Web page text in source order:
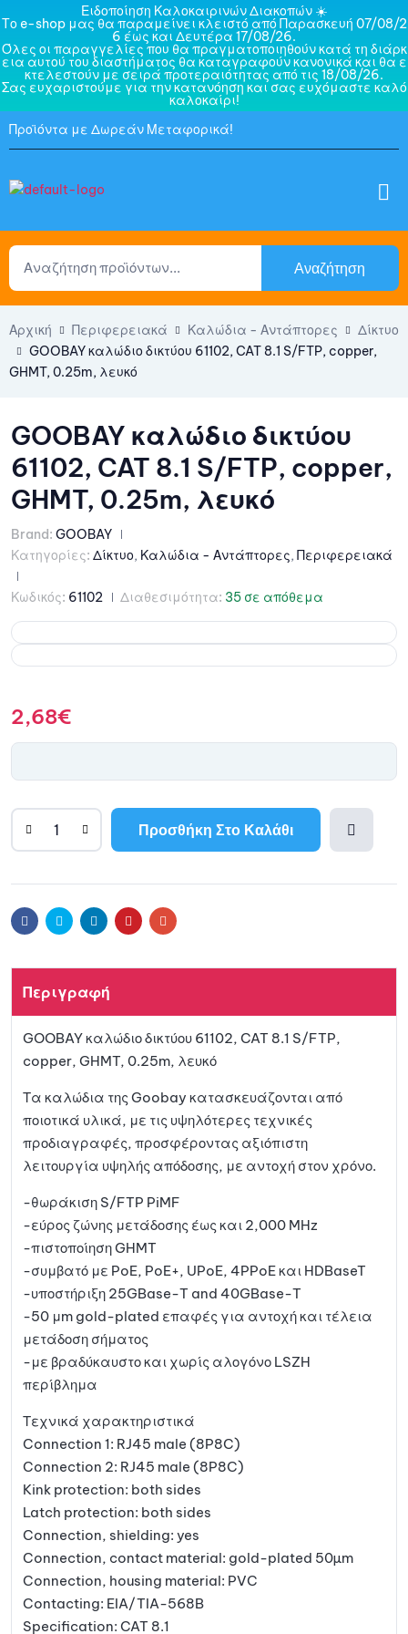
Ειδοποίηση Καλοκαιρινών Διακοπών ☀️
Το e-shop μας θα παραμείνει κλειστό από Παρασκευή 07/08/2
6 έως και Δευτέρα 17/08/26.
Όλες οι παραγγελίες που θα πραγματοποιηθούν κατά τη διάρκ
εια αυτού του διαστήματος θα καταγραφούν κανονικά και θα ε
κτελεστούν με σειρά προτεραιότητας από τις 18/08/26.
Σας ευχαριστούμε για την κατανόηση και σας ευχόμαστε καλό
καλοκαίρι!
Προϊόντα με Δωρεάν Μεταφορικά!
Αναζήτηση
Αρχική Περιφερειακά Καλώδια - Αντάπτορες
Δίκτυο
GOOBAY καλώδιο δικτύου 61102, CAT 8.1 S/FTP, copper,
GHMT, 0.25m, λευκό
GOOBAY καλώδιο δικτύου
61102, CAT 8.1 S/FTP, copper,
GHMT, 0.25m, λευκό
Brand: GOOBAY
Κατηγορίες: Δίκτυο, Καλώδια - Αντάπτορες, Περιφερειακά
Κωδικός: 61102 Διαθεσιμότητα: 35 σε απόθεμα
2,68€
Προσθήκη Στο Καλάθι
αγαπη
μένων
FacebookTwitter LinkedinPinterestEmail
Περιγραφή
GOOBAY καλώδιο δικτύου 61102, CAT 8.1 S/FTP,
copper, GHMT, 0.25m, λευκό
Τα καλώδια της Goobay κατασκευάζονται από
ποιοτικά υλικά, με τις υψηλότερες τεχνικές
προδιαγραφές, προσφέροντας αξιόπιστη
λειτουργία υψηλής απόδοσης, με αντοχή στον χρόνο.
-θωράκιση S/FTP PiMF
-εύρος ζώνης μετάδοσης έως και 2,000 MHz
-πιστοποίηση GHMT
-συμβατό με PoE, PoE+, UPoE, 4PPoE και HDBaseT
-υποστήριξη 25GBase-T and 40GBase-T
-50 μm gold-plated επαφές για αντοχή και τέλεια
μετάδοση σήματος
-με βραδύκαυστο και χωρίς αλογόνο LSZH
περίβλημα
Τεχνικά χαρακτηριστικά
Connection 1: RJ45 male (8P8C)
Connection 2: RJ45 male (8P8C)
Kink protection: both sides
Latch protection: both sides
Connection, shielding: yes
Connection, contact material: gold-plated 50µm
Connection, housing material: PVC
Contacting: EIA/TIA-568B
Specification: CAT 8.1